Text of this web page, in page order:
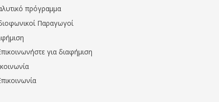
πρόγραμμα
Παραγωγοί
για διαφήμιση